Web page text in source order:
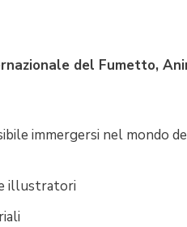
del Fumetto,
immergersi nel mondo
illustratori